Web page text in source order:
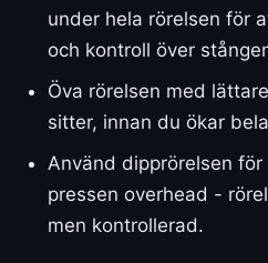
under hela rörelsen för
och kontroll över
Öva rörelsen med
sitter, innan du ökar
Använd dipprörelsen
pressen overhead -
men kontrollerad.